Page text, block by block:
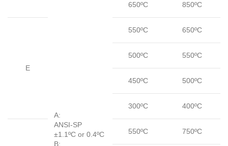
A:
ANSI-SP
±1.1ºC or 0.4ºC
B:
650ºC 850ºC
E
550ºC 650ºC
500ºC 550ºC
450ºC 500ºC
300ºC 400ºC
550ºC 750ºC